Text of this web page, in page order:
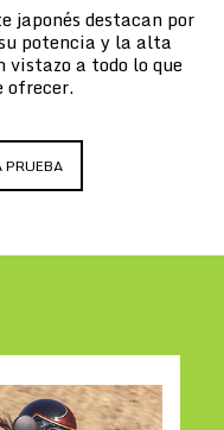
japonés destacan por
potencia y la alta
vistazo a todo lo que
ofrecer.